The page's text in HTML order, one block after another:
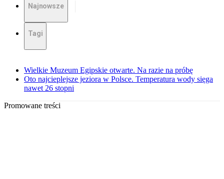
Najnowsze
Tagi
Wielkie Muzeum Egipskie otwarte. Na razie na próbę
Oto najcieplejsze jeziora w Polsce. Temperatura wody sięga
nawet 26 stopni
Promowane treści